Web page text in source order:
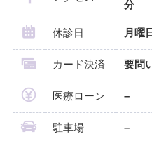
分
休診日 月曜
カード決済 要問
医療ローン –
駐車場 –